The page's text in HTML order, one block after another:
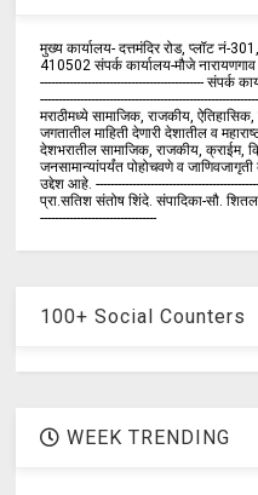
मुख्य कार्यालय- दत्तमंदिर रोड, प्लॉट नं-
410502 संपर्क कार्य‍ालय-मौजे नारायणगाव
--------------------------------------------- संपर्क
मराठीमध्ये सामाजिक, राजकीय,
जगतातील माहिती देणारी देशातील व
देशभरातील सामाजिक, राजकीय, क्राईम,
जनसामान्यांपर्यंत पोहोचवणे व
उद्देश आहे.
प्रा.सतिश संतोष शिंदे. संपादिका-सौ. शितल
--------------------------------
100+ Social Counters
WEEK TRENDING